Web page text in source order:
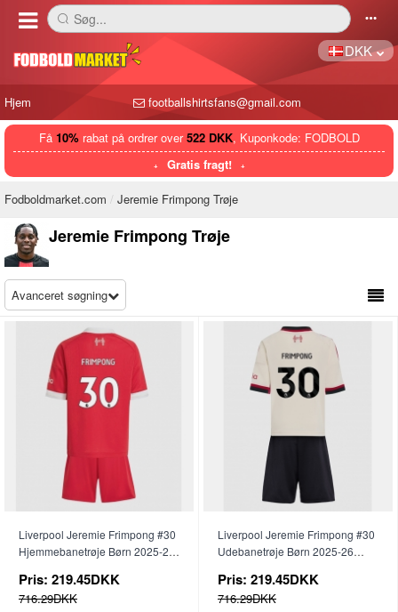
󰅼 Søg... 󰄒
DKK
Hjem footballshirtsfans@gmail.com
Få 10% rabat på ordrer over522 DKK, Kuponkode: FODBOLD
Gratis fragt!
Fodboldmarket.com Jeremie Frimpong Trøje
Jeremie Frimpong Trøje
Avanceret søgning
Liverpool Jeremie Frimpong #30
Hjemmebanetrøje Børn 2025-26
Pris: 219.45DKK
716.29DKK
Liverpool Jeremie Frimpong #30
Udebanetrøje Børn 2025-26
Pris: 219.45DKK
716.29DKK